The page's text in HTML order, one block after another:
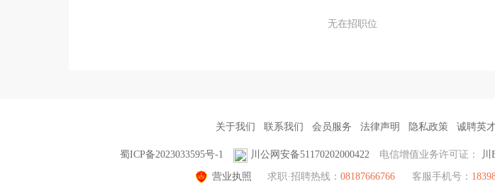
无在招职位
关于我们 联系我们 会员服务 法律声明 隐私政策 诚聘英
蜀ICP备2023033595号-1 川公网安备51170202000422 电信增值业务许可证： 川
营业执照 求职·招聘热线： 08187666766 客服手机号：